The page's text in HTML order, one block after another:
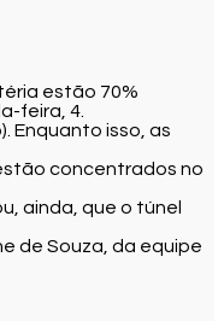
estão 70%
feira, 4.
Enquanto isso, as
concentrados no
ainda, que o túnel
de Souza, da equipe